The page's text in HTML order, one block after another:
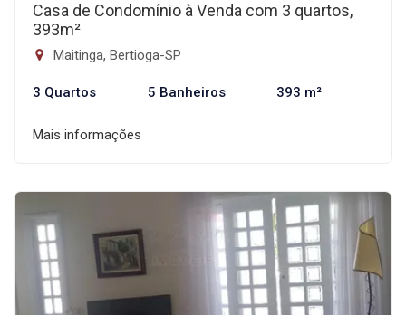
Casa de Condomínio à Venda com 3 quartos,
393m²
Maitinga, Bertioga-SP
3 Quartos 5 Banheiros 393 m²
Mais informações